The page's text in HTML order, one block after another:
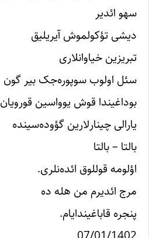
سهو ائدیر
دیشی تؤکولموش آیریلیق
تبریزین خیاوانلاری
سئل اولوب سوپوره‌جک بیر گون
بوداغیندا قوش یوواسین قورویان
یارالی چینارلارین گؤوده‌سینده
بالتا – بالتا
اؤلومه قوللوق ائده‌نلری.
مرج ائدیرم من هله ده
پنجره قاباغیندایام.